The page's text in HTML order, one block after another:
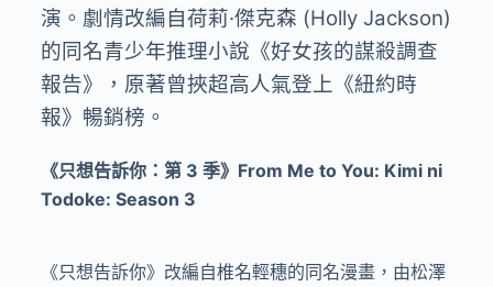
演。劇情改編自荷莉·傑克森 (Holly Jackson)
的同名青少年推理小說《好女孩的謀殺調查
報告》，原著曾挾超高人氣登上《紐約時
報》暢銷榜。
《只想告訴你：第 3 季》From Me to You: Kimi ni
Todoke: Season 3
《只想告訴你》改編自椎名輕穗的同名漫畫，由松澤